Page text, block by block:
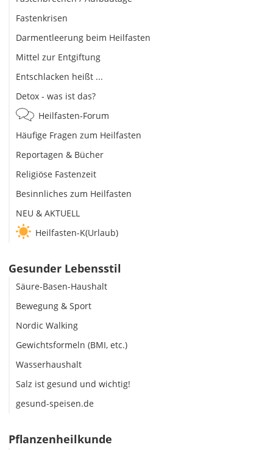
Fastenkrisen
Darmentleerung beim Heilfasten
Mittel zur Entgiftung
Entschlacken heißt ...
Detox - was ist das?
Heilfasten-Forum
Häufige Fragen zum Heilfasten
Reportagen & Bücher
Religiöse Fastenzeit
Besinnliches zum Heilfasten
NEU & AKTUELL
Heilfasten-K(Urlaub)
Gesunder Lebensstil
Säure-Basen-Haushalt
Bewegung & Sport
Nordic Walking
Gewichtsformeln (BMI, etc.)
Wasserhaushalt
Salz ist gesund und wichtig!
gesund-speisen.de
Pflanzenheilkunde